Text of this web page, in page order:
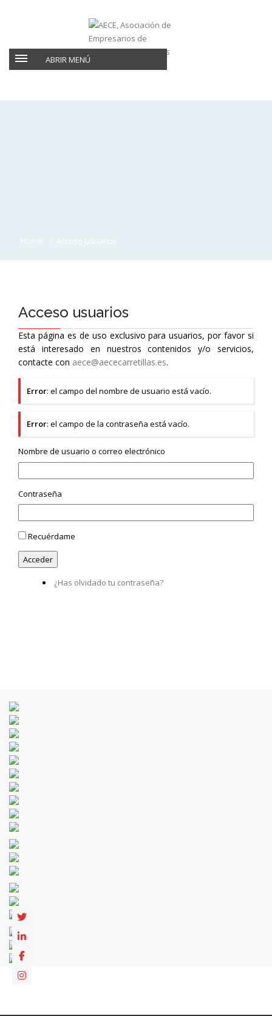
ABRIR MENÚ
Home Acceso usuarios
Acceso usuarios
Esta página es de uso exclusivo para usuarios, por favor si
está interesado en nuestros contenidos y/o servicios,
contacte con aece@aececarretillas.es.
Error: el campo del nombre de usuario está vacío.
Error: el campo de la contraseña está vacío.
Nombre de usuario o correo electrónico
Contraseña
Recuérdame
¿Has olvidado tu contraseña?